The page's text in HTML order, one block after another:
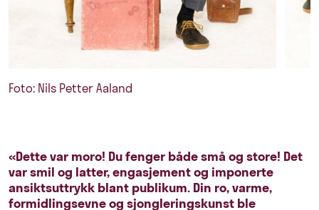
Foto: Nils Petter Aaland
«Dette var moro! Du fenger både små og store! Det
var smil og latter, engasjement og imponerte
ansiktsuttrykk blant publikum. Din ro, varme,
formidlingsevne og sjongleringskunst ble